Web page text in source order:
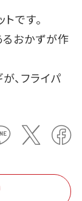
です。
おかずが作
、フライパ